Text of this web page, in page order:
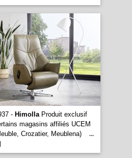
- HimollaProduit exclusif
magasins affiliés UCEM
Crozatier, Meublena)
...